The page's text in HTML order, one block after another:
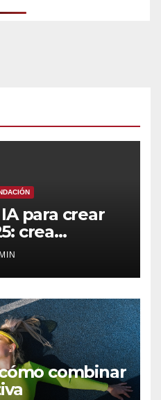
para crear
crea
en
combinar